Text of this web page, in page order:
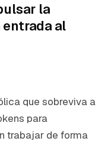
la
al
que sobreviva a
para
trabajar de forma